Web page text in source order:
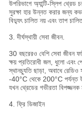
উপরিভাগে অ্যান্টি-স্লিপ থ্রেড
সুরক্ষা হার উন্নত করার জন্য
বিদ্যুৎ চালিত নয় এবং তাপ
3. দীর্ঘস্থায়ী সেবা জীবন.
30 বছরেরও বেশি সেবা জীবন
ক্ষয় প্রতিরোধী জল, ধুলো এবং
স্থানচ্যুতি ছাড়া, অবাধে রেডিও
-40°C থেকে 200°C পর্যন্ত
যখন থ্রেডের গভীরতা
4. ফ্রি ডিজাইন